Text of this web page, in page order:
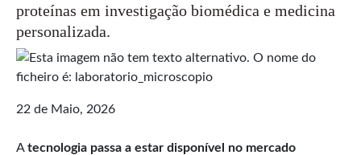
proteínas em investigação biomédica e medicina
personalizada.
22 de Maio, 2026
Atecnologia passa a estar disponível no mercado